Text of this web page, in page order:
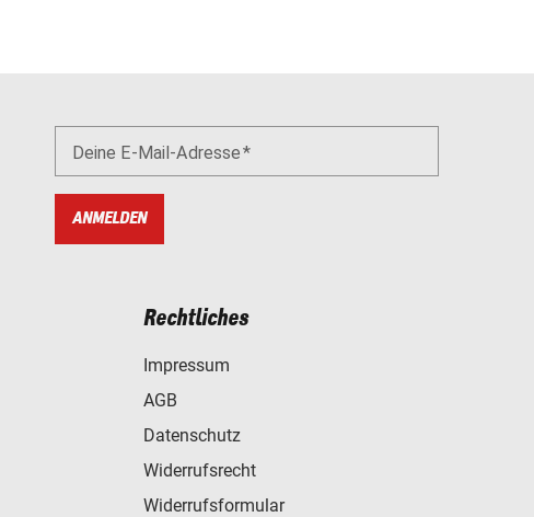
Deine E-Mail-Adresse
ANMELDEN
Rechtliches
Impressum
AGB
Datenschutz
Widerrufsrecht
Widerrufsformular